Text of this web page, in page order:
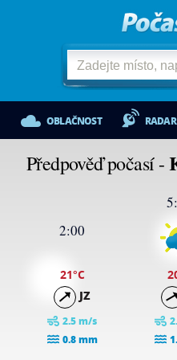
OBLAČNOST RADAR
Předpověď počasí -
2:00
21°C
JZ
2.5 m/s
0.8 mm